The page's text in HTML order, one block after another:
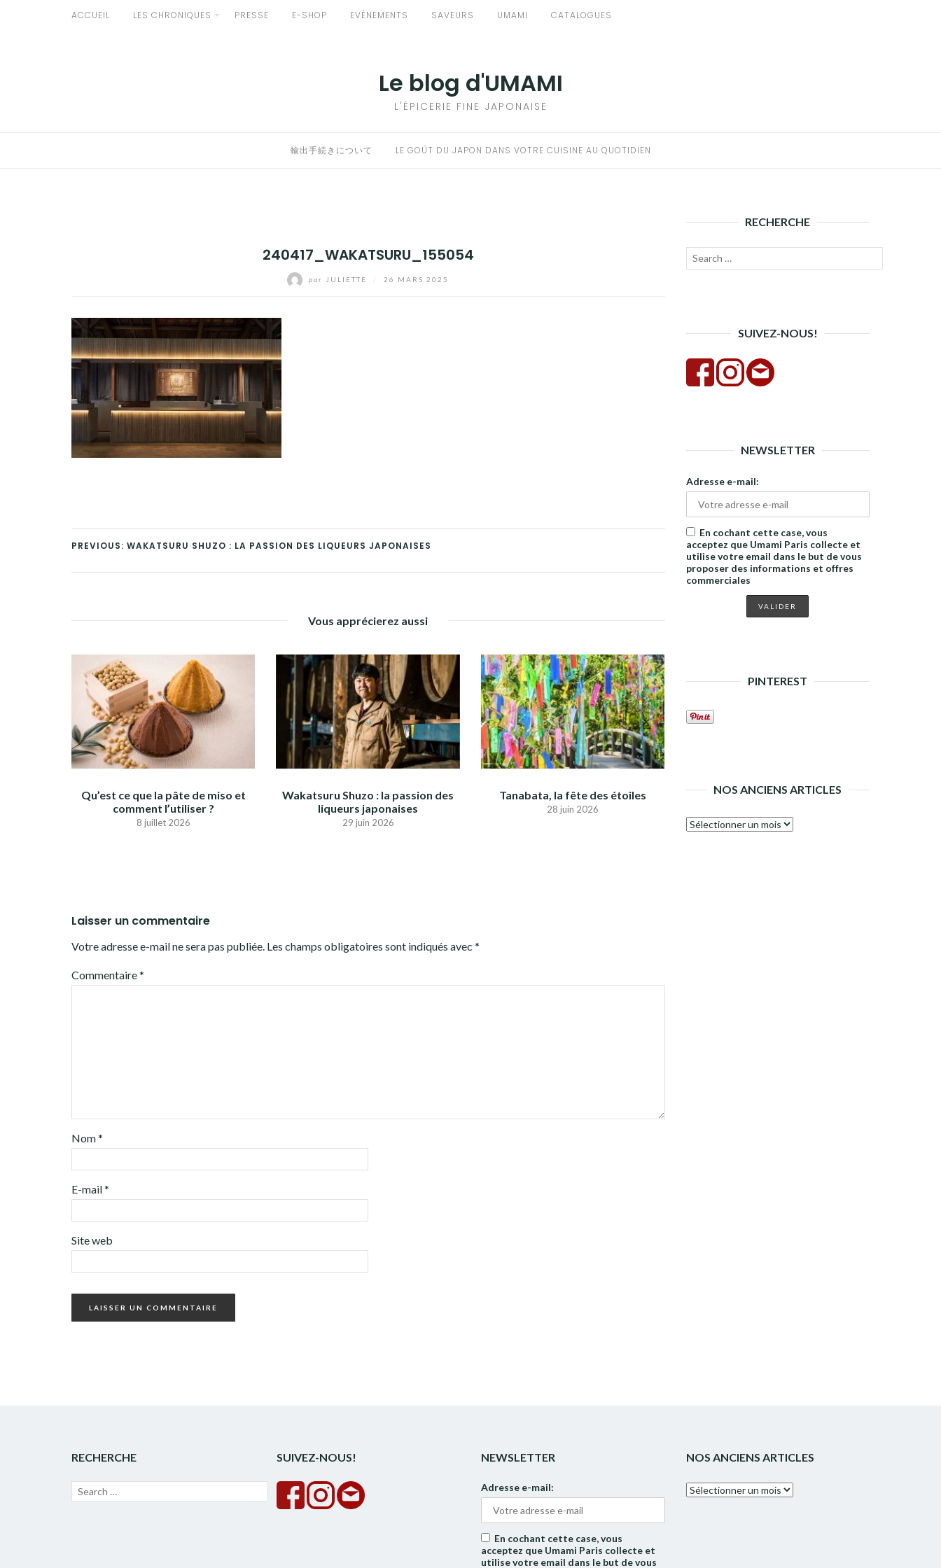
ACCUEIL LES CHRONIQUES PRESSE E-SHOP EVÈNEMENTS SAVEURS UMAMI CATALOGUES
Le blog d'UMAMI
L'ÉPICERIE FINE JAPONAISE
輸出手続きについて LE GOÛT DU JAPON DANS VOTRE CUISINE AU QUOTIDIEN
240417_WAKATSURU_155054
par JULIETTE 26 MARS 2025
PREVIOUS: WAKATSURU SHUZO : LA PASSION DES LIQUEURS JAPONAISES
Vous apprécierez aussi
Qu’est ce que la pâte de miso et
comment l’utiliser ?
8 juillet 2026
Wakatsuru Shuzo : la passion des
liqueurs japonaises
29 juin 2026
Tanabata, la fête des étoiles
28 juin 2026
Laisser un commentaire
Votre adresse e-mail ne sera pas publiée. Les champs obligatoires sont indiqués avec *
Commentaire*
Nom*
E-mail*
Site web
RECHERCHE
Recherche
SUIVEZ-NOUS!
NEWSLETTER
Adresse e-mail:
En cochant cette case, vous
acceptez que Umami Paris collecte et
utilise votre email dans le but de vous
proposer des informations et offres
commerciales
PINTEREST
NOS ANCIENS ARTICLES
Nos
RECHERCHE
Recherche
SUIVEZ-NOUS! NEWSLETTER
Adresse e-mail:
En cochant cette case, vous
acceptez que Umami Paris collecte et
utilise votre email dans le but de vous
NOS ANCIENS ARTICLES
Nos